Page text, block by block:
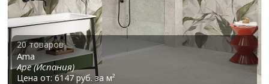
20 товаров
Ama
Ape (Испания)
Цена от: 6147 руб. за м²